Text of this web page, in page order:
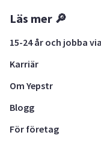
Läs mer 🔎
15-24 år och jobba
Karriär
Om Yepstr
Blogg
För företag